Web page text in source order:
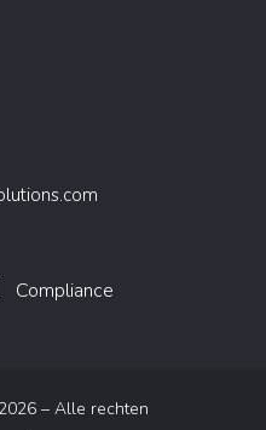
Compliance
– Alle rechten